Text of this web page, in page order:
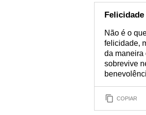
Felicidade
Não é o
felicidade,
da maneira
sobrevive
COPIAR